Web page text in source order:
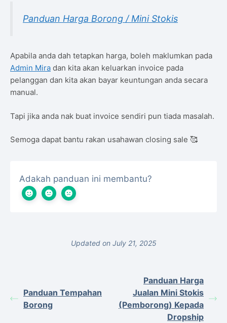
Panduan Harga Borong / Mini Stokis
Apabila anda dah tetapkan harga, boleh maklumkan pada
Admin Mira dan kita akan keluarkan invoice pada
pelanggan dan kita akan bayar keuntungan anda secara
manual.
Tapi jika anda nak buat invoice sendiri pun tiada masalah.
Semoga dapat bantu rakan usahawan closing sale 🥰
Adakah panduan ini membantu?
Updated on July 21, 2025
Panduan Tempahan
Borong
Panduan Harga
Jualan Mini Stokis
(Pemborong) Kepada
Dropship